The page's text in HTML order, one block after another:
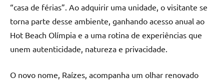
“casa de férias”. Ao adquirir uma unidade, o visitante se
torna parte desse ambiente, ganhando acesso anual ao
Hot Beach Olímpia e a uma rotina de experiências que
unem autenticidade, natureza e privacidade.
O novo nome, Raízes, acompanha um olhar renovado